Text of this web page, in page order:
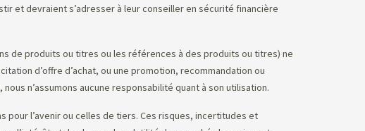
et devraient s’adresser à leur conseiller en sécurité financière
de produits ou titres ou les références à des produits ou titres) ne
d’offre d’achat, ou une promotion, recommandation ou
n’assumons aucune responsabilité quant à son utilisation.
l’avenir ou celles de tiers. Ces risques, incertitudes et